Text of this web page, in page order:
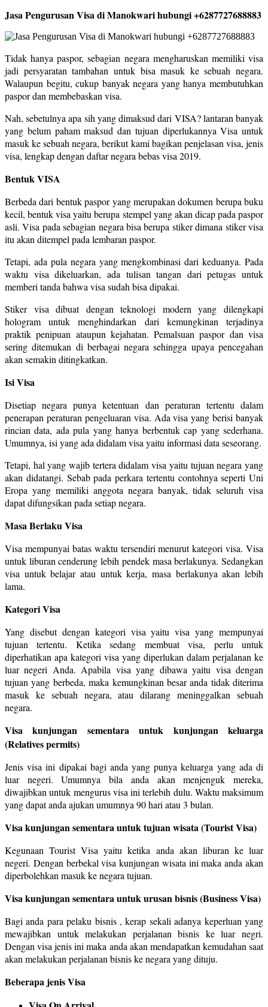
Jasa Pengurusan Visa di Manokwari hubungi +6287727688883
Tidak hanya paspor, sebagian negara mengharuskan memiliki visa
jadi persyaratan tambahan untuk bisa masuk ke sebuah negara.
Walaupun begitu, cukup banyak negara yang hanya membutuhkan
paspor dan membebaskan visa.
Nah, sebetulnya apa sih yang dimaksud dari VISA? lantaran banyak
yang belum paham maksud dan tujuan diperlukannya Visa untuk
masuk ke sebuah negara, berikut kami bagikan penjelasan visa, jenis
visa, lengkap dengan daftar negara bebas visa 2019.
Bentuk VISA
Berbeda dari bentuk paspor yang merupakan dokumen berupa buku
kecil, bentuk visa yaitu berupa stempel yang akan dicap pada paspor
asli. Visa pada sebagian negara bisa berupa stiker dimana stiker visa
itu akan ditempel pada lembaran paspor.
Tetapi, ada pula negara yang mengkombinasi dari keduanya. Pada
waktu visa dikeluarkan, ada tulisan tangan dari petugas untuk
memberi tanda bahwa visa sudah bisa dipakai.
Stiker visa dibuat dengan teknologi modern yang dilengkapi
hologram untuk menghindarkan dari kemungkinan terjadinya
praktik penipuan ataupun kejahatan. Pemalsuan paspor dan visa
sering ditemukan di berbagai negara sehingga upaya pencegahan
akan semakin ditingkatkan.
Isi Visa
Disetiap negara punya ketentuan dan peraturan tertentu dalam
penerapan peraturan pengeluaran visa. Ada visa yang berisi banyak
rincian data, ada pula yang hanya berbentuk cap yang sederhana.
Umumnya, isi yang ada didalam visa yaitu informasi data seseorang.
Tetapi, hal yang wajib tertera didalam visa yaitu tujuan negara yang
akan didatangi. Sebab pada perkara tertentu contohnya seperti Uni
Eropa yang memiliki anggota negara banyak, tidak seluruh visa
dapat difungsikan pada setiap negara.
Masa Berlaku Visa
Visa mempunyai batas waktu tersendiri menurut kategori visa. Visa
untuk liburan cenderung lebih pendek masa berlakunya. Sedangkan
visa untuk belajar atau untuk kerja, masa berlakunya akan lebih
lama.
Kategori Visa
Yang disebut dengan kategori visa yaitu visa yang mempunyai
tujuan tertentu. Ketika sedang membuat visa, perlu untuk
diperhatikan apa kategori visa yang diperlukan dalam perjalanan ke
luar negeri Anda. Apabila visa yang dibawa yaitu visa dengan
tujuan yang berbeda, maka kemungkinan besar anda tidak diterima
masuk ke sebuah negara, atau dilarang meninggalkan sebuah
negara.
Visa kunjungan sementara untuk kunjungan keluarga
(Relatives permits)
Jenis visa ini dipakai bagi anda yang punya keluarga yang ada di
luar negeri. Umumnya bila anda akan menjenguk mereka,
diwajibkan untuk mengurus visa ini terlebih dulu. Waktu maksimum
yang dapat anda ajukan umumnya 90 hari atau 3 bulan.
Visa kunjungan sementara untuk tujuan wisata (Tourist Visa)
Kegunaan Tourist Visa yaitu ketika anda akan liburan ke luar
negeri. Dengan berbekal visa kunjungan wisata ini maka anda akan
diperbolehkan masuk ke negara tujuan.
Visa kunjungan sementara untuk urusan bisnis (Business Visa)
Bagi anda para pelaku bisnis , kerap sekali adanya keperluan yang
mewajibkan untuk melakukan perjalanan bisnis ke luar negri.
Dengan visa jenis ini maka anda akan mendapatkan kemudahan saat
akan melakukan perjalanan bisnis ke negara yang dituju.
Beberapa jenis Visa